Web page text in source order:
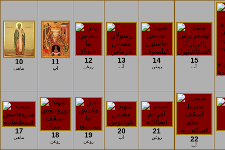
10
ماهی
11
آب
12
روغن
13
آب
14
روغن
15
آب
17
ماهی 18
روغن
19
روغن
20
آب
21
روغن 22
آب